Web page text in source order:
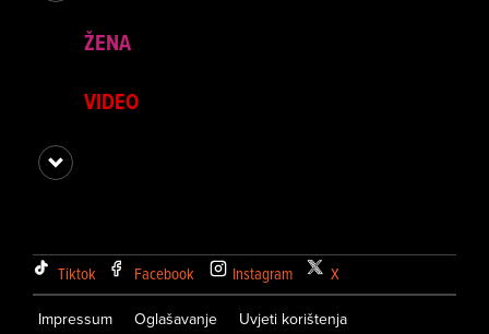
ŽENA
VIDEO
Tiktok Facebook Instagram X
Impressum Oglašavanje Uvjeti korištenja